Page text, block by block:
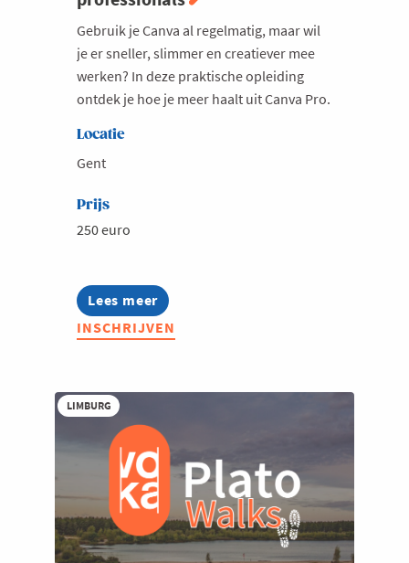
Gebruik je Canva al regelmatig, maar wil
je er sneller, slimmer en creatiever mee
werken? In deze praktische opleiding
ontdek je hoe je meer haalt uit Canva Pro.
Locatie
Gent
Prijs
250 euro
Lees meer
about
Summerschool:
Canva
INSCHRIJVEN
LIMBURG
Welzijn en gezondheidszorg